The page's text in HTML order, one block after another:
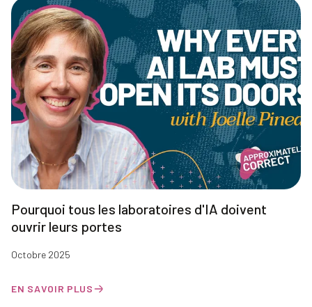
Pourquoi tous les laboratoires d'IA doivent
ouvrir leurs portes
Octobre 2025
EN SAVOIR PLUS